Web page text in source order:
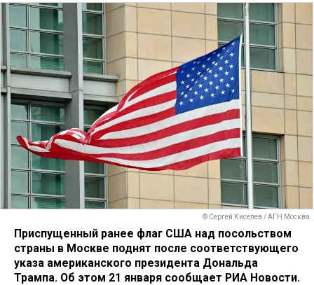
© Сергей Киселев / АГН Москва
Приспущенный ранее флаг США над посольством
страны в Москве поднят после соответствующего
указа американского президента Дональда
Трампа. Об этом 21 января сообщает РИА Новости.